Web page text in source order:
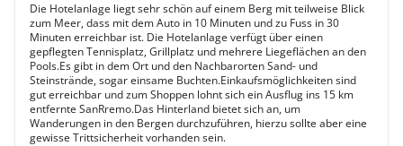
Die Hotelanlage liegt sehr schön auf einem Berg mit teilweise Blick
zum Meer, dass mit dem Auto in 10 Minuten und zu Fuss in 30
Minuten erreichbar ist. Die Hotelanlage verfügt über einen
gepflegten Tennisplatz, Grillplatz und mehrere Liegeflächen an den
Pools.Es gibt in dem Ort und den Nachbarorten Sand- und
Steinstrände, sogar einsame Buchten.Einkaufsmöglichkeiten sind
gut erreichbar und zum Shoppen lohnt sich ein Ausflug ins 15 km
entfernte SanRremo.Das Hinterland bietet sich an, um
Wanderungen in den Bergen durchzuführen, hierzu sollte aber eine
gewisse Trittsicherheit vorhanden sein.